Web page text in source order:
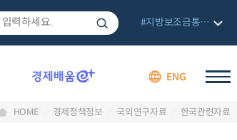
ENG
#지방보조금통합관리망
HOME 경제정책정보 국외연구자료 한국관련자료